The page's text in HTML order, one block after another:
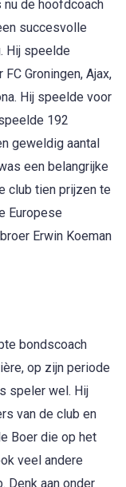
nu de hoofdcoach
succesvolle
Hij speelde
Groningen, Ajax,
Hij speelde voor
192
geweldig aantal
een belangrijke
club tien prijzen te
Europese
Erwin Koeman
bondscoach
op zijn periode
speler wel. Hij
van de club en
Boer die op het
veel andere
Denk aan onder